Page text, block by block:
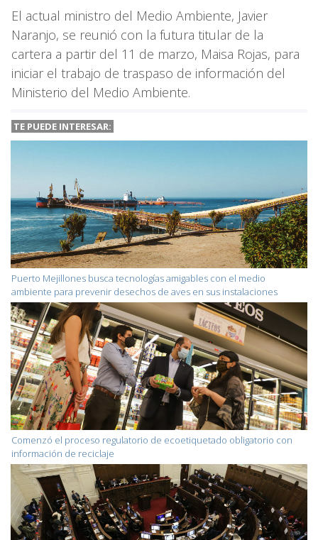
El actual ministro del Medio Ambiente, Javier
Naranjo, se reunió con la futura titular de la
cartera a partir del 11 de marzo, Maisa Rojas, para
iniciar el trabajo de traspaso de información del
Ministerio del Medio Ambiente.
TE PUEDE INTERESAR:
Puerto Mejillones busca tecnologías amigables con el medio
ambiente para prevenir desechos de aves en sus instalaciones
Comenzó el proceso regulatorio de ecoetiquetado obligatorio con
información de reciclaje